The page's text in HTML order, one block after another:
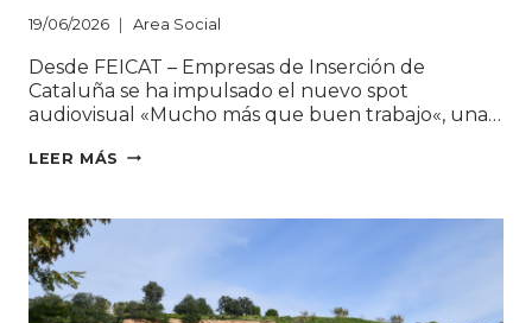
19/06/2026 Area Social
Desde FEICAT – Empresas de Inserción de
Cataluña se ha impulsado el nuevo spot
audiovisual «Mucho más que buen trabajo«, una…
LEER MÁS LAS
NUEVO